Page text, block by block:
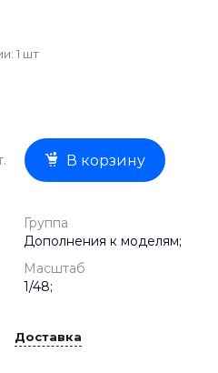
1 шт
В корзину
Группа
Дополнения к моделям;
Масштаб
1/48;
Доставка